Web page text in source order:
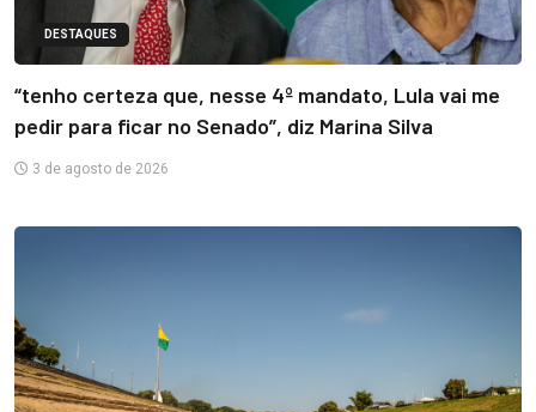
DESTAQUES
“tenho certeza que, nesse 4º mandato, Lula vai me
pedir para ficar no Senado”, diz Marina Silva
3 de agosto de 2026